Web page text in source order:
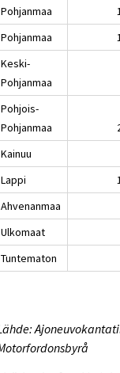
Pohjanmaa
Pohjanmaa
Keski-
Pohjanmaa
Pohjois-
Pohjanmaa
Kainuu
Lappi
Ahvenanmaa
Ulkomaat
Tuntematon